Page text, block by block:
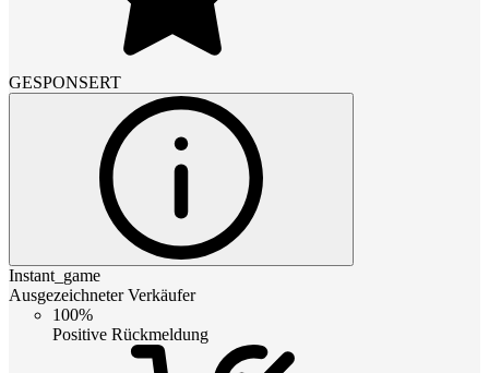
GESPONSERT
Instant_game
Ausgezeichneter Verkäufer
100%
Positive Rückmeldung